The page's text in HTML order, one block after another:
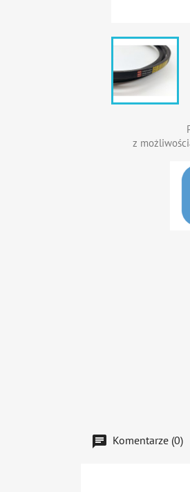
z
Komentarze (0)